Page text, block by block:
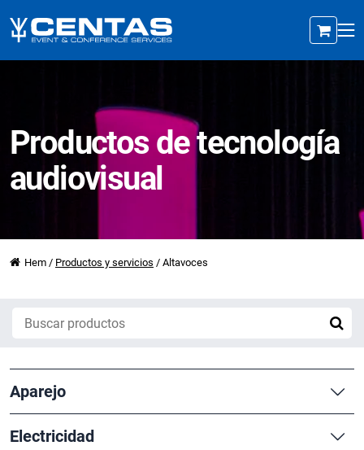
Productos de tecnología
audiovisual
Hem / Productos y servicios / Altavoces
Aparejo
Electricidad